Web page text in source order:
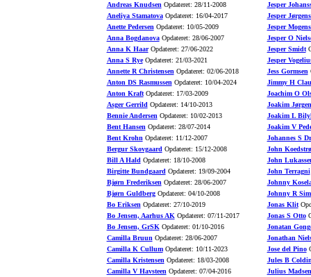
Andreas Knudsen Opdateret: 28/11-2008
Aneliya StamatovaOpdateret: 16/04-2017
Anette Pedersen Opdateret: 10/05-2009
Anna BogdanovaOpdateret: 28/06-2007
Anna K HaarOpdateret: 27/06-2022
Anna S RyeOpdateret: 21/03-2021
Annette R Christensen Opdateret: 02/06-2018
Anton DS Rasmussen Opdateret: 10/04-2024
Anton KraftOpdateret: 17/03-2009
Asger Gerrild Opdateret: 14/10-2013
Bennie Andersen Opdateret: 10/02-2013
Bent Hansen Opdateret: 28/07-2014
Bent Krohn Opdateret: 11/12-2007
Bergur Skovgaard Opdateret: 15/12-2008
Bill A Hald Opdateret: 18/10-2008
Birgitte Bundgaard Opdateret: 19/09-2004
Bjørn Frederiksen Opdateret: 28/06-2007
Bjørn GuldbergOpdateret: 04/10-2008
Bo Eriksen Opdateret: 27/10-2019
Bo Jensen, Aarhus AK Opdateret: 07/11-2017
Bo Jensen, GrSK Opdateret: 01/10-2016
Camilla Bruun Opdateret: 28/06-2007
Camilla K CullumOpdateret: 10/11-2023
Camilla Kristensen Opdateret: 18/03-2008
Camilla V Havsteen Opdateret: 07/04-2016
Jesper
Jesper
Jesper
Jesper O
Jesper Smidt
Jesper
Jess Gormsen
Jimmy H
Joachim O
Joakim
Joakim L
Joakim V
Johannes S
John
John
John Terragni
Johnny
Johnny R
Jonas Klit
Jonas S Otto
Jonatan
Jonathan
Jose del Pino
Jules B
Julius Madsen